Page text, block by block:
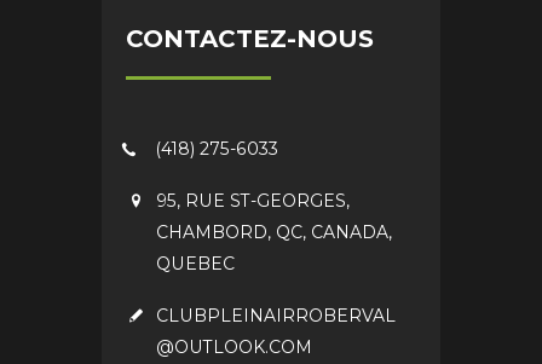
CONTACTEZ-NOUS
(418) 275-6033
95, RUE ST-GEORGES,
CHAMBORD, QC, CANADA,
QUEBEC
CLUBPLEINAIRROBERVAL
@OUTLOOK.COM